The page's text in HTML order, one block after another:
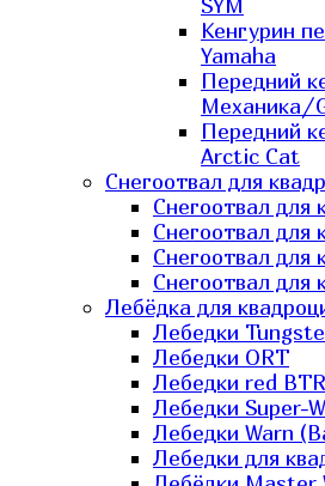
SYM
Кенгурин
Yamaha
Передний
Механика/
Передний
Arctic Cat
Снегоотвал для
Снегоотвал для
Снегоотвал для
Снегоотвал для
Снегоотвал для
Лебёдка для
Лебедки
Лебедки ORT
Лебедки red BTR
Лебедки Super-
Лебедки Warn
Лебедки для